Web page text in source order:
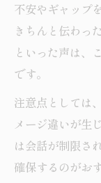
不安やギャップ
きちんと伝わっ
といった声は、
です。
注意点としては
メージ違いが生
は会話が制限さ
確保するのがお